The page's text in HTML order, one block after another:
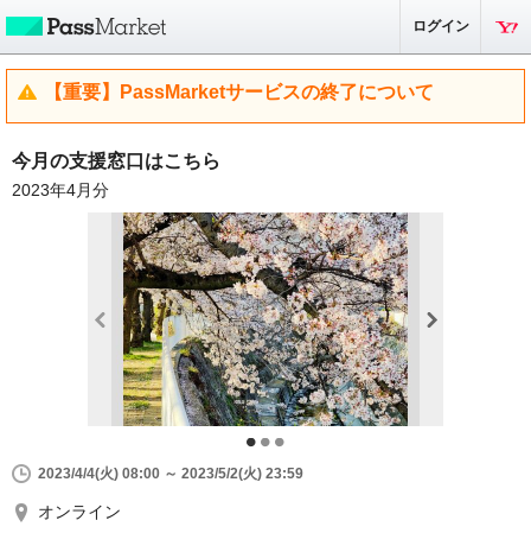
ログイン
【重要】PassMarketサービスの終了について
今月の支援窓口はこちら
2023年4月分
2023/4/4(火) 08:00 ～ 2023/5/2(火) 23:59
オンライン